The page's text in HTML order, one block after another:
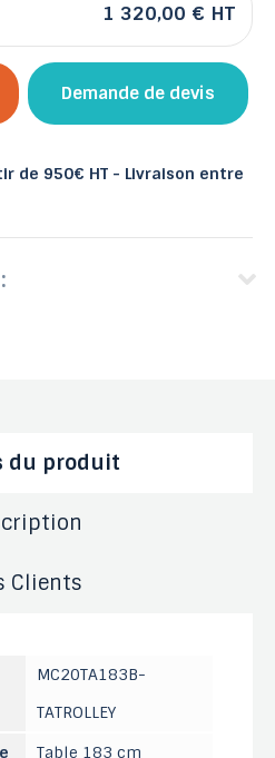
1 320,00 € HT
Demande de devis
de 950€ HT - Livraison entre
du produit
Clients
MC20TA183B-
TATROLLEY
Table 183 cm